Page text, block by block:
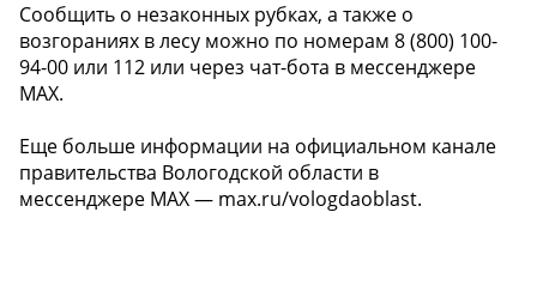
Сообщить о незаконных рубках, а также о
возгораниях в лесу можно по номерам 8 (800) 100-
94-00 или 112 или через чат-бота в мессенджере
МАХ.
Еще больше информации на официальном канале
правительства Вологодской области в
мессенджере MAX — max.ru/vologdaoblast.